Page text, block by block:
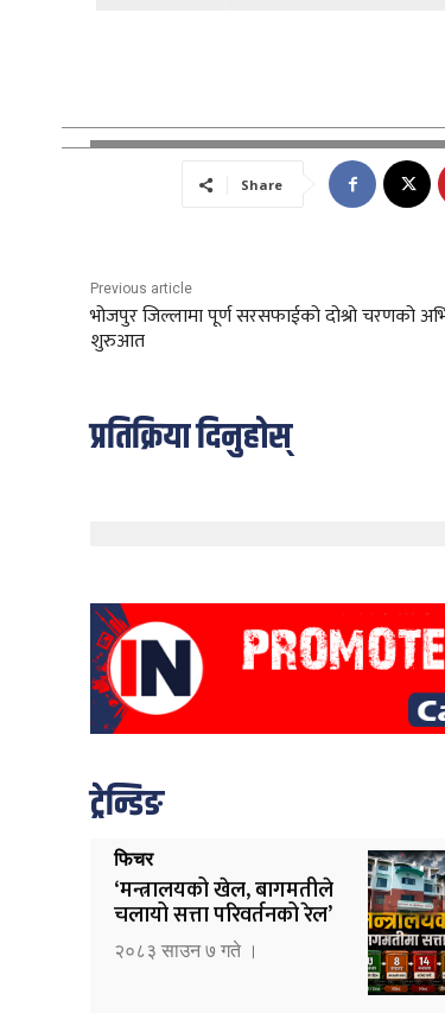
Share
Previous article
भोजपुर जिल्लामा पूर्ण सरसफाईको दोश्रो चरणको
शुरुआत
प्रतिक्रिया दिनुहोस्
ट्रेन्डिङ
फिचर
‘मन्त्रालयको खेल, बागमतीले
चलायो सत्ता परिवर्तनको रेल’
२०८३ साउन ७ गते ।